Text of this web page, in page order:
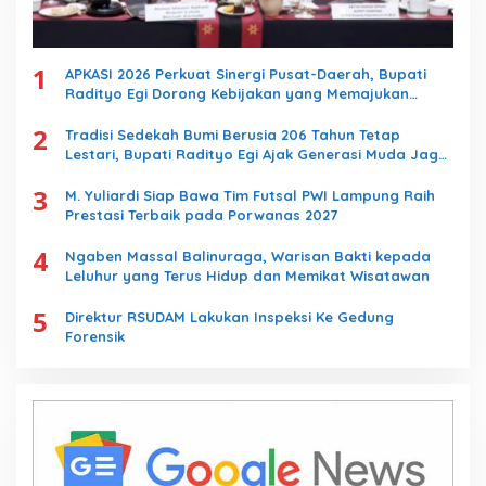
1
APKASI 2026 Perkuat Sinergi Pusat-Daerah, Bupati
Radityo Egi Dorong Kebijakan yang Memajukan
2
Tradisi Sedekah Bumi Berusia 206 Tahun Tetap
Lestari, Bupati Radityo Egi Ajak Generasi Muda Jaga
3
M. Yuliardi Siap Bawa Tim Futsal PWI Lampung Raih
Prestasi Terbaik pada Porwanas 2027
4
Ngaben Massal Balinuraga, Warisan Bakti kepada
Leluhur yang Terus Hidup dan Memikat Wisatawan
5
Direktur RSUDAM Lakukan Inspeksi Ke Gedung
Forensik